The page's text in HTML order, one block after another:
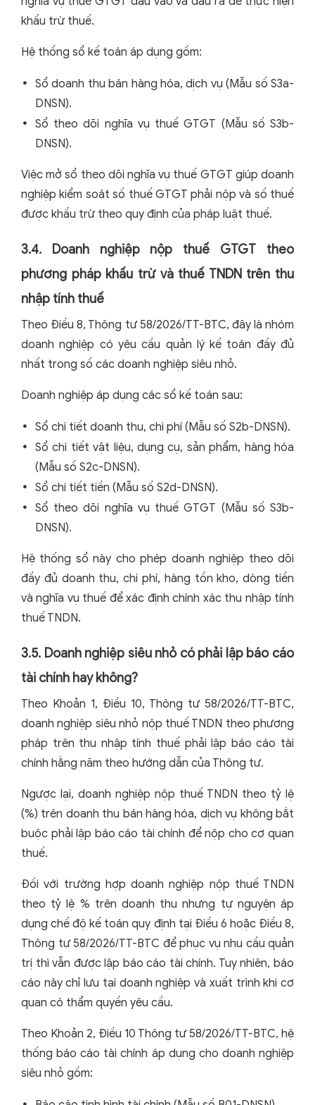
khấu trừ thuế.
Hệ thống sổ kế toán áp dụng gồm:
Sổ doanh thu bán hàng hóa, dịch vụ (Mẫu số S3a-
DNSN).
Sổ theo dõi nghĩa vụ thuế GTGT (Mẫu số S3b-
DNSN).
Việc mở sổ theo dõi nghĩa vụ thuế GTGT giúp doanh
nghiệp kiểm soát số thuế GTGT phải nộp và số thuế
được khấu trừ theo quy định của pháp luật thuế.
3.4. Doanh nghiệp nộp thuế GTGT theo
phương pháp khấu trừ và thuế TNDN trên thu
nhập tính thuế
Theo Điều 8, Thông tư 58/2026/TT-BTC, đây là nhóm
doanh nghiệp có yêu cầu quản lý kế toán đầy đủ
nhất trong số các doanh nghiệp siêu nhỏ.
Doanh nghiệp áp dụng các sổ kế toán sau:
Sổ chi tiết doanh thu, chi phí (Mẫu số S2b-DNSN).
Sổ chi tiết vật liệu, dụng cụ, sản phẩm, hàng hóa
(Mẫu số S2c-DNSN).
Sổ chi tiết tiền (Mẫu số S2d-DNSN).
Sổ theo dõi nghĩa vụ thuế GTGT (Mẫu số S3b-
DNSN).
Hệ thống sổ này cho phép doanh nghiệp theo dõi
đầy đủ doanh thu, chi phí, hàng tồn kho, dòng tiền
và nghĩa vụ thuế để xác định chính xác thu nhập tính
thuế TNDN.
3.5. Doanh nghiệp siêu nhỏ có phải lập báo cáo
tài chính hay không?
Theo Khoản 1, Điều 10, Thông tư 58/2026/TT-BTC,
doanh nghiệp siêu nhỏ nộp thuế TNDN theo phương
pháp trên thu nhập tính thuế phải lập báo cáo tài
chính hằng năm theo hướng dẫn của Thông tư.
Ngược lại, doanh nghiệp nộp thuế TNDN theo tỷ lệ
(%) trên doanh thu bán hàng hóa, dịch vụ không bắt
buộc phải lập báo cáo tài chính để nộp cho cơ quan
thuế.
Đối với trường hợp doanh nghiệp nộp thuế TNDN
theo tỷ lệ % trên doanh thu nhưng tự nguyện áp
dụng chế độ kế toán quy định tại Điều 6 hoặc Điều 8,
Thông tư 58/2026/TT-BTC để phục vụ nhu cầu quản
trị thì vẫn được lập báo cáo tài chính. Tuy nhiên, báo
cáo này chỉ lưu tại doanh nghiệp và xuất trình khi cơ
quan có thẩm quyền yêu cầu.
Theo Khoản 2, Điều 10 Thông tư 58/2026/TT-BTC, hệ
thống báo cáo tài chính áp dụng cho doanh nghiệp
siêu nhỏ gồm: